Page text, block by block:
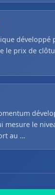
développé
le prix de
mesure le
au …